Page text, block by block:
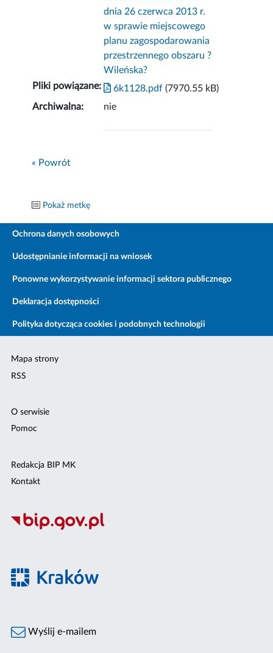
dnia 26 czerwca 2013 r.
w sprawie miejscowego
planu zagospodarowania
przestrzennego obszaru ?
Wileńska?
Pliki powiązane: 6k1128.pdf (7970.55 kB)
Archiwalna:
nie
« Powrót
Pokaż metkę
Ochrona danych osobowych
Udostępnianie informacji na wniosek
Ponowne wykorzystywanie informacji sektora publicznego
Deklaracja dostępności
Polityka dotycząca cookies i podobnych technologii
Mapa strony
RSS
O serwisie
Pomoc
Redakcja BIP MK
Kontakt
Wyślij e-mailem